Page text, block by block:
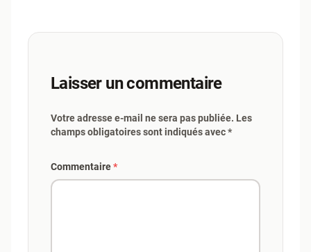
Laisser un commentaire
Votre adresse e-mail ne sera pas publiée. Les
champs obligatoires sont indiqués avec *
Commentaire*